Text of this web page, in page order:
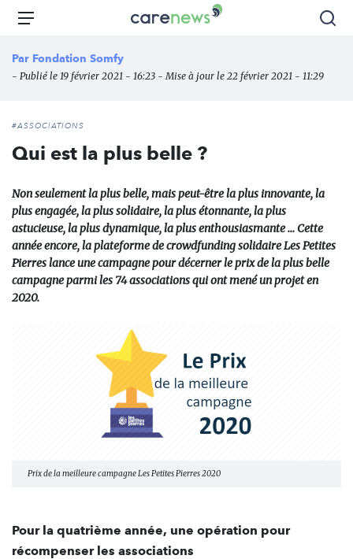
Aller
principal
Carenews,
des
Menu
Par Fondation Somfy
- Publié le 19 février 2021 - 16:23 - Mise à jour le 22 février 2021 - 11:29
#ASSOCIATIONS
Qui est la plus belle ?
Non seulement la plus belle, mais peut-être la plus innovante, la
plus engagée, la plus solidaire, la plus étonnante, la plus
astucieuse, la plus dynamique, la plus enthousiasmante … Cette
année encore, la plateforme de crowdfunding solidaire Les Petites
Pierres lance une campagne pour décerner le prix de la plus belle
campagne parmi les 74 associations qui ont mené un projet en
2020.
Prix de la meilleure campagne Les Petites Pierres 2020
Pour la quatrième année, une opération pour
récompenser les associations